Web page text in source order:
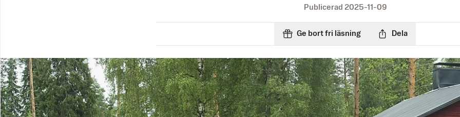
Publicerad 2025-11-09
Ge bort fri läsning Dela